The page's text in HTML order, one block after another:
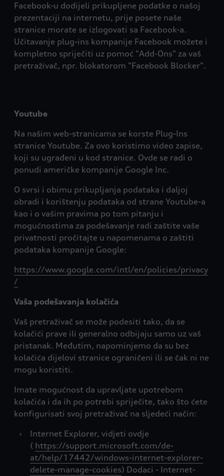
Facebook-u dodijeli prikupljene podatke o našoj
prezentaciji na internetu, prije posete naše
stranice morate se izlogovati sa Facebook-a.
Učitavanje plug-ins kompanije Facebook možete i
kompletno spriječiti uz pomoć "Add-Ons" za vaš
pretraživač, npr. blokatorom "Facebook Blocker".
Youtube
Na našim web-stranicama se korste Plug-Ins
stranice Youtube. Za ovo koristimo video zapise,
koji su ugrađeni u kod stranice. Ovde se radi o
ponudi američke kompanije Google Inc.
O svrsi i obimu prikupljanja podataka i daljoj
obradi i korištenju podataka od strane Youtube-a
kao i o vašim pravima po tom pitanju i
mogućnostima za podešavanje radi zaštite vaše
privatnosti pročitajte u napomenama o zaštiti
podataka kompanije Google:
https://www.google.com/intl/en/policies/privacy
/
Vaša podešavanja kolačića
Vaš pretraživač se može podesiti tako, da se
kolačići prave ili generalno odbijaju samo uz vaš
pristanak. Međutim, napominjemo da su bez
kolačića dijelovi stranice ograničeni ili se čak ni ne
mogu koristiti.
Imate mogućnost da upravljate upotrebom
kolačića i da ih po potrebi spriječite, tako što ćete
konfigurisati svoj pretraživač na sljedeći način:
›
Internet Explorer, vidjeti ovdje
( https://support.microsoft.com/de-
at/help/17442/windows-internet-explorer-
delete-manage-cookies) Dodaci - Internet-